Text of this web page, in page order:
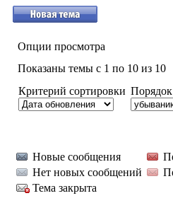
Опции просмотра
Показаны темы с 1 по 10 из 10
Критерий сортировки
Новые сообщения
Нет новых сообщений
Тема закрыта